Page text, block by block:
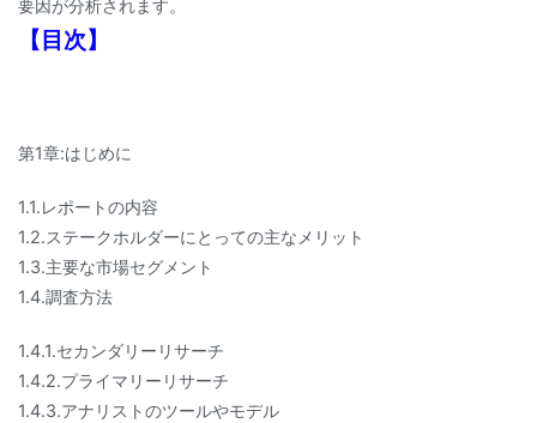
要因が分析されます。
【目次】
第1章:はじめに
1.1.レポートの内容
1.2.ステークホルダーにとっての主なメリット
1.3.主要な市場セグメント
1.4.調査方法
1.4.1.セカンダリーリサーチ
1.4.2.プライマリーリサーチ
1.4.3.アナリストのツールやモデル